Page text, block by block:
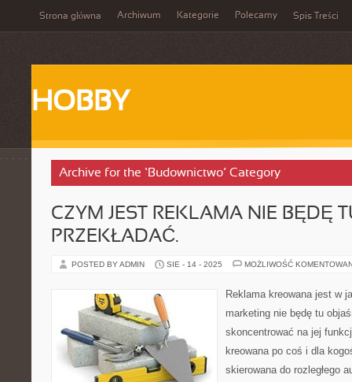
Strona główna Archiwum Kategorie Polecamy Spis Treści
HOBBY
Archive for the ‘Budownictwo’ Category
CZYM JEST REKLAMA NIE BĘDĘ
PRZEKŁADAĆ.
POSTED BY ADMIN SIE - 14 - 2025 MOŻLIWOŚĆ
Reklama kreowana jest w
marketing nie będę tu
skoncentrować na jej
kreowana po coś i dla
skierowana do rozległego